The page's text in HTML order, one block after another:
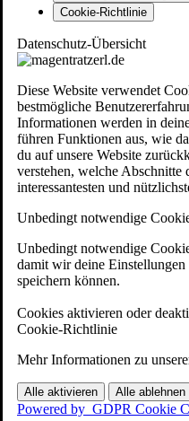
Cookie-Richtlinie
Datenschutz-Übersicht
Diese Website verwendet
bestmögliche
Informationen werden in
führen Funktionen aus, wie
du auf unsere Website
verstehen, welche Abschnitte
interessantesten und
Unbedingt notwendige
Unbedingt notwendige
damit wir deine
speichern können.
Cookies aktivieren oder
Cookie-Richtlinie
Mehr Informationen zu
Alle aktivieren Alle ablehnen
Powered by GDPR Cookie